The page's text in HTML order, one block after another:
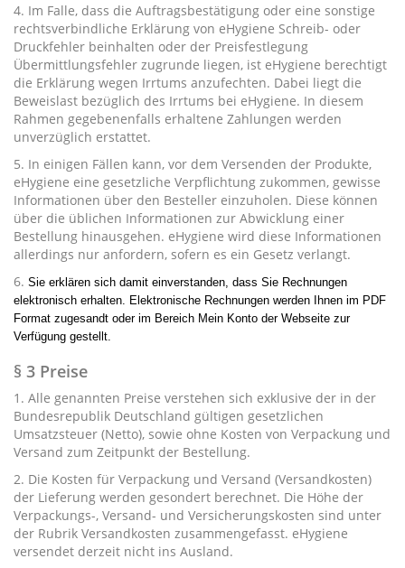
4. Im Falle, dass die Auftragsbestätigung oder eine sonstige
rechtsverbindliche Erklärung von eHygiene Schreib- oder
Druckfehler beinhalten oder der Preisfestlegung
Übermittlungsfehler zugrunde liegen, ist eHygiene berechtigt
die Erklärung wegen Irrtums anzufechten. Dabei liegt die
Beweislast bezüglich des Irrtums bei eHygiene. In diesem
Rahmen gegebenenfalls erhaltene Zahlungen werden
unverzüglich erstattet.
5. In einigen Fällen kann, vor dem Versenden der Produkte,
eHygiene eine gesetzliche Verpflichtung zukommen, gewisse
Informationen über den Besteller einzuholen. Diese können
über die üblichen Informationen zur Abwicklung einer
Bestellung hinausgehen. eHygiene wird diese Informationen
allerdings nur anfordern, sofern es ein Gesetz verlangt.
6. Sie erklären sich damit einverstanden, dass Sie Rechnungen
elektronisch erhalten. Elektronische Rechnungen werden Ihnen im PDF
Format zugesandt oder im Bereich Mein Konto der Webseite zur
Verfügung gestellt.
§ 3 Preise
1. Alle genannten Preise verstehen sich exklusive der in der
Bundesrepublik Deutschland gültigen gesetzlichen
Umsatzsteuer (Netto), sowie ohne Kosten von Verpackung und
Versand zum Zeitpunkt der Bestellung.
2. Die Kosten für Verpackung und Versand (Versandkosten)
der Lieferung werden gesondert berechnet. Die Höhe der
Verpackungs-, Versand- und Versicherungskosten sind unter
der Rubrik Versandkosten zusammengefasst. eHygiene
versendet derzeit nicht ins Ausland.